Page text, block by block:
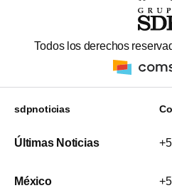
Todos los derechos
sdpnoticias
Últimas Noticias
México